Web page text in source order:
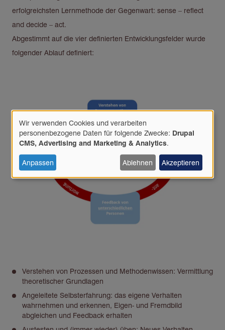
erfolgreichsten Lernmethode der Gegenwart: sense – reflect
and decide – act.
Abgestimmt auf die vier definierten Entwicklungsfelder wurde
folgender Ablauf definiert:
Verstehen von Prozessen und Methodenwissen: Vermittlung
theoretischer Grundlagen
Angeleitete Selbsterfahrung: das eigene Verhalten
wahrnehmen und erkennen, Eigen- und Fremdbild
abgleichen und Feedback erhalten
Verwendung
personenbezogener
Daten
und
Cookies
Wir verwenden Cookies und verarbeiten
personenbezogene Daten für folgende Zwecke: Drupal
CMS, Advertising and Marketing & Analytics
Anpassen Ablehnen Akzeptieren